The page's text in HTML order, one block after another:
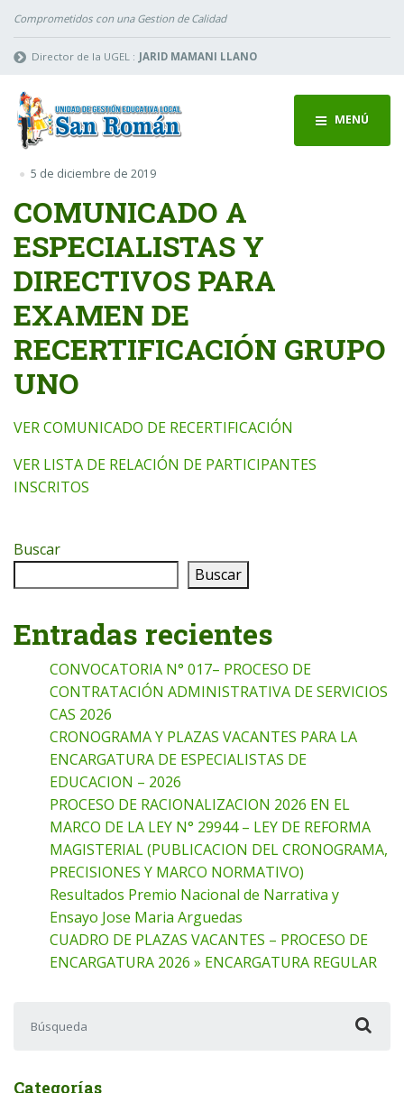
Comprometidos con una Gestion de Calidad
Director de la UGEL : JARID MAMANI LLANO
MENÚ
5 de diciembre de 2019
COMUNICADO A
ESPECIALISTAS Y
DIRECTIVOS PARA
EXAMEN DE
RECERTIFICACIÓN GRUPO
UNO
VER COMUNICADO DE RECERTIFICACIÓN
VER LISTA DE RELACIÓN DE PARTICIPANTES
INSCRITOS
Buscar
Buscar
Entradas recientes
CONVOCATORIA N° 017– PROCESO DE
CONTRATACIÓN ADMINISTRATIVA DE SERVICIOS
CAS 2026
CRONOGRAMA Y PLAZAS VACANTES PARA LA
ENCARGATURA DE ESPECIALISTAS DE
EDUCACION – 2026
PROCESO DE RACIONALIZACION 2026 EN EL
MARCO DE LA LEY N° 29944 – LEY DE REFORMA
MAGISTERIAL (PUBLICACION DEL CRONOGRAMA,
PRECISIONES Y MARCO NORMATIVO)
Resultados Premio Nacional de Narrativa y
Ensayo Jose Maria Arguedas
CUADRO DE PLAZAS VACANTES – PROCESO DE
ENCARGATURA 2026 » ENCARGATURA REGULAR
Categorías